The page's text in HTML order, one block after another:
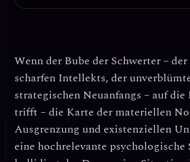
Wenn der Bube der Schwerter–
scharfen Intellekts, der
strategischen Neuanfangs – auf die
trifft – die Karte der materiellen
Ausgrenzung und existenziellen
eine hochrelevante psychologische